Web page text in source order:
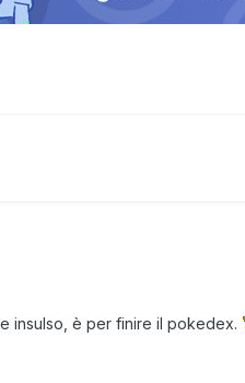
insulso, è per finire il pokedex.